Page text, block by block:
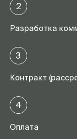
2
Разработка
3
Контракт
4
Оплата